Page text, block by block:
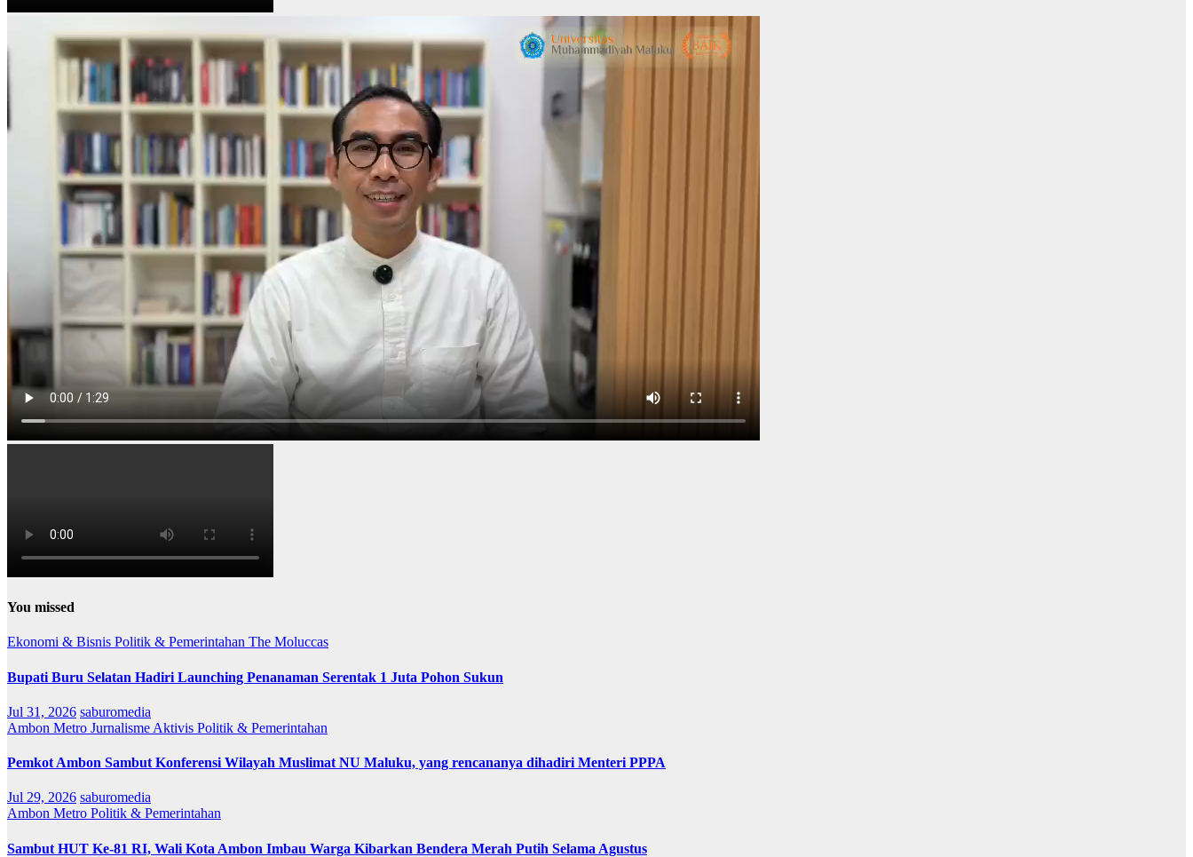
You missed
Ekonomi & Bisnis Politik & Pemerintahan The Moluccas
Bupati Buru Selatan Hadiri Launching Penanaman Serentak 1 Juta Pohon Sukun
Jul 31, 2026 saburomedia
Ambon Metro Jurnalisme Aktivis Politik & Pemerintahan
Pemkot Ambon Sambut Konferensi Wilayah Muslimat NU Maluku, yang rencananya dihadiri Menteri PPPA
Jul 29, 2026 saburomedia
Ambon Metro Politik & Pemerintahan
Sambut HUT Ke-81 RI, Wali Kota Ambon Imbau Warga Kibarkan Bendera Merah Putih Selama Agustus